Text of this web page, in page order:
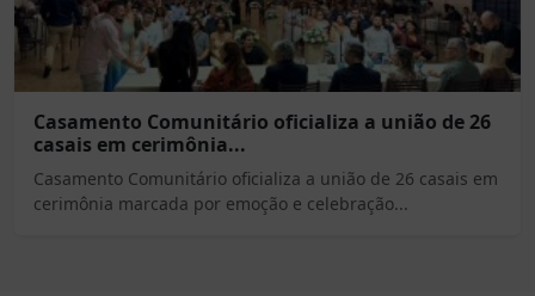
Casamento Comunitário oficializa a união de 26
casais em cerimônia...
Casamento Comunitário oficializa a união de 26 casais em
cerimônia marcada por emoção e celebração...